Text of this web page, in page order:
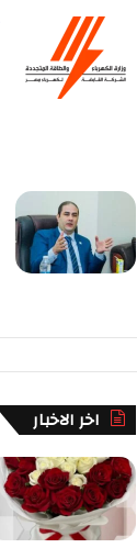
اخر الاخبار